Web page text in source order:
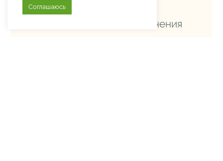
Просьба добиться увольнения
Соглашаюсь